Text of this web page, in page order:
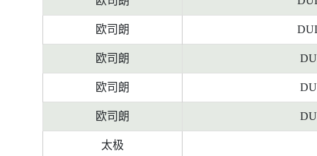
欧司朗
欧司朗
欧司朗
欧司朗
太极